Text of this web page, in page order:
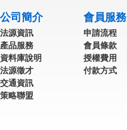
公司簡介
法源資訊
產品服務
資料庫說明
法源徵才
交通資訊
策略聯盟
會員服務
申請流程
會員條款
授權費用
付款方式